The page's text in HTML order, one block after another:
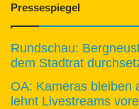
Pressespiegel
Rundschau:
dem Stadtrat
OA: Kameras bleiben
lehnt Livestreams